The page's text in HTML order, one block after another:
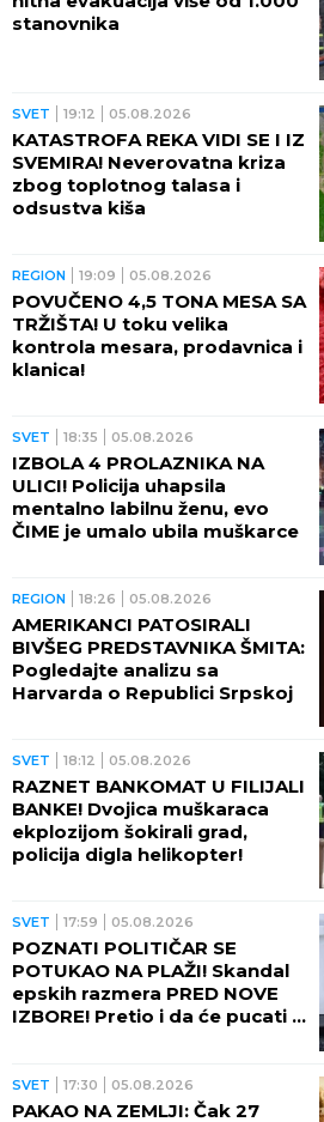
REGION 21:14
CENTIMETARA! Brodovi stoje
nasukani, saobraćaj NE
POSTOJI
SVET 20:51 05.08.2026
NOVI SKANDAL U AMERICI:
PUTNIKA prišao helikopteru u
kojem je bio Tramp!
REGION 20:38 05.08.2026
U SKANDAL UPLETENI I RUSI!
OPOZIV! Ova tužba mogla bi
da je uništi
SVET 20:05 05.08.2026
VIŠE UBIJENIH I RANJENIH!
(FOTO)
SVET 19:33 05.08.2026
NOVA OPASNOST! Naučnici
postkovid u telu! Imuni sistem
NEMA REŠENJE
SVET 19:22 05.08.2026
POŽAR U FABRICI! Naređena
stanovnika
SVET 19:12 05.08.2026
KATASTROFA REKA VIDI SE I IZ
zbog toplotnog talasa i
odsustva kiša